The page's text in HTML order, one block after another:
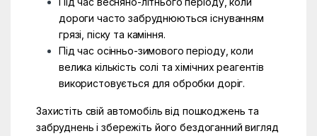
дороги часто забруднюються існуванням
грязі, піску та каміння.
Під час осінньо-зимового періоду, коли
велика кількість солі та хімічних реагентів
використовується для обробки доріг.
Захистіть свій автомобіль від пошкоджень та
забруднень і збережіть його бездоганний вигляд